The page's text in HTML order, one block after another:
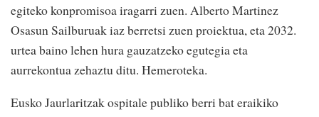
egiteko konpromisoa iragarri zuen. Alberto Martinez
Osasun Sailburuak iaz berretsi zuen proiektua, eta 2032.
urtea baino lehen hura gauzatzeko egutegia eta
aurrekontua zehaztu ditu. Hemeroteka.
Eusko Jaurlaritzak ospitale publiko berri bat eraikiko